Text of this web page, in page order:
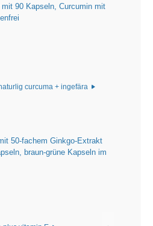
curcuma + ingefära